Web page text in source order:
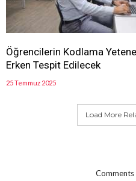
Öğrencilerin Kodlama
Erken Tespit Edilecek
25 Temmuz 2025
Load More
Comments